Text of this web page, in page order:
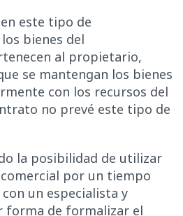
este tipo de
bienes del
al propietario,
se mantengan los bienes
con los recursos del
no prevé este tipo de
la posibilidad de utilizar
por un tiempo
un especialista y
forma de formalizar el